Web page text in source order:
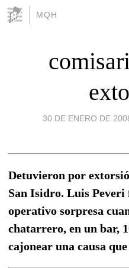
MQH
30 DE ENERO DE
Detuvieron por
San Isidro. Luis Peveri
operativo sorpresa
chatarrero, en un bar,
cajonear una causa